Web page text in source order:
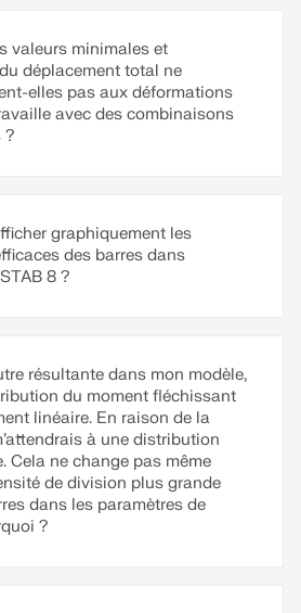
peuvent être définies par
peuvent être importés
Par exemple, il est possible
les efforts internes en vue
valeurs minimales et
déplacement total ne
elles pas aux déformations
avec des combinaisons
?
graphiquement les
des barres dans
8 ?
résultante dans mon modèle,
du moment fléchissant
linéaire. En raison de la
à une distribution
Cela ne change pas même
de division plus grande
dans les paramètres de
?